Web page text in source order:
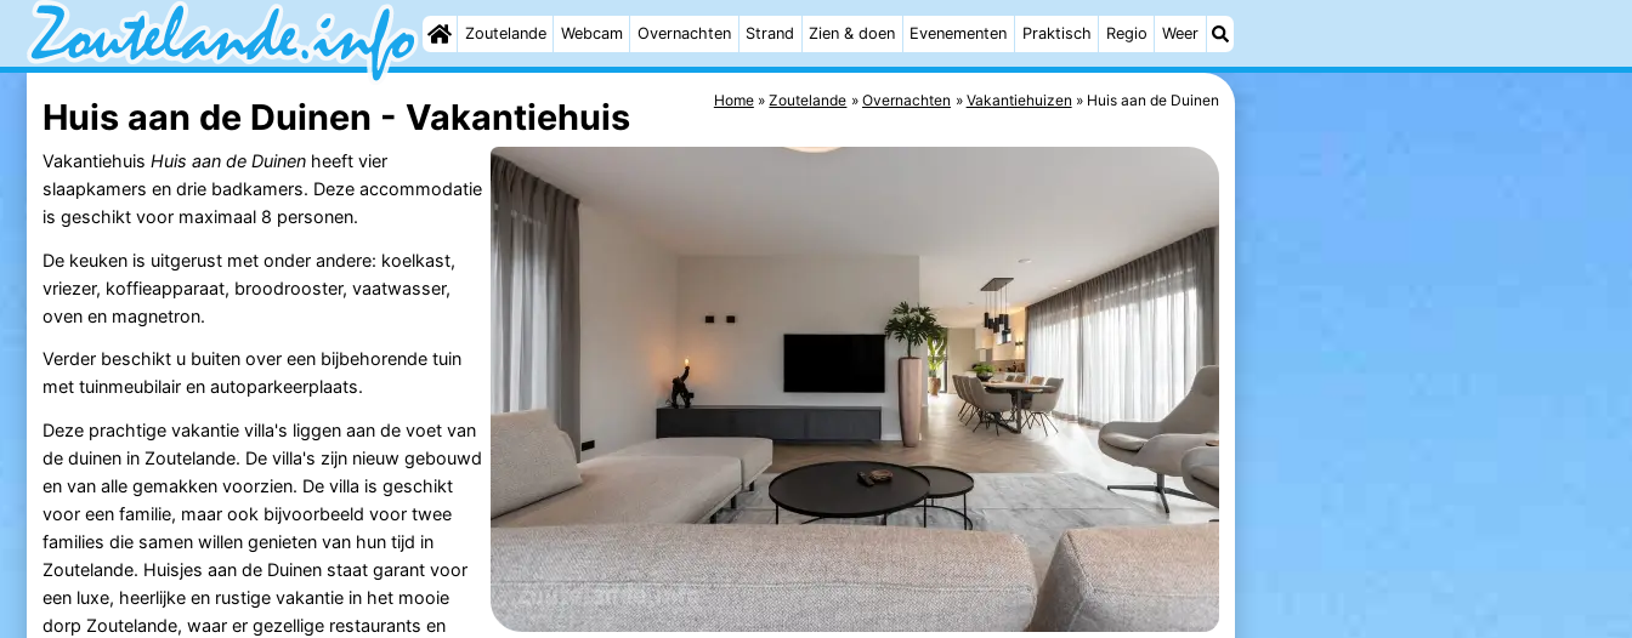
Zoutelande Webcam Overnachten Strand Zien & doen Evenementen Praktisch Regio Weer
Home Zoutelande Overnachten Vakantiehuizen Huis aan de Duinen
Huis aan de Duinen - Vakantiehuis
Vakantiehuis Huis aan de Duinenheeft vier
slaapkamers en drie badkamers. Deze accommodatie
is geschikt voor maximaal 8 personen.
De keuken is uitgerust met onder andere: koelkast,
vriezer, koffieapparaat, broodrooster, vaatwasser,
oven en magnetron.
Verder beschikt u buiten over een bijbehorende tuin
met tuinmeubilair en autoparkeerplaats.
Deze prachtige vakantie villa's liggen aan de voet van
de duinen in Zoutelande. De villa's zijn nieuw gebouwd
en van alle gemakken voorzien. De villa is geschikt
voor een familie, maar ook bijvoorbeeld voor twee
families die samen willen genieten van hun tijd in
Zoutelande. Huisjes aan de Duinen staat garant voor
een luxe, heerlijke en rustige vakantie in het mooie
dorp Zoutelande, waar er gezellige restaurants en